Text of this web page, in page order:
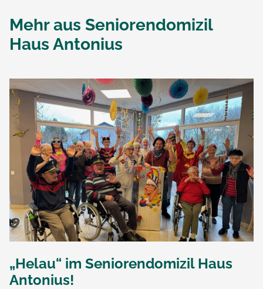
Mehr aus Seniorendomizil
Haus Antonius
„Helau“ im Seniorendomizil Haus
Antonius!